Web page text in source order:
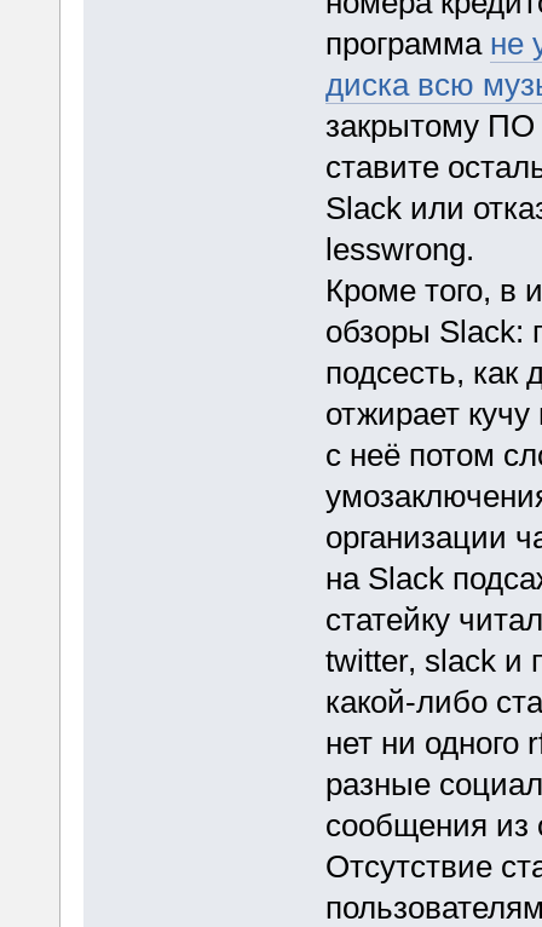
программа не
диска всю
закрытому ПО
ставите
Slack или
lesswrong.
Кроме того, в
обзоры Slack:
подсесть, как
отжирает
с неё потом
организации
на Slack
статейку
twitter, slack и
какой-либо
нет ни одного
разные
сообщения из
Отсутствие